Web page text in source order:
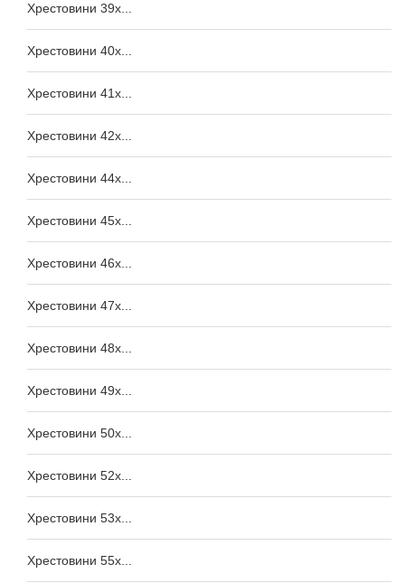
Хрестовини 39x...
Хрестовини 40x...
Хрестовини 41x...
Хрестовини 42x...
Хрестовини 44x...
Хрестовини 45x...
Хрестовини 46x...
Хрестовини 47x...
Хрестовини 48x...
Хрестовини 49x...
Хрестовини 50x...
Хрестовини 52x...
Хрестовини 53x...
Хрестовини 55x...